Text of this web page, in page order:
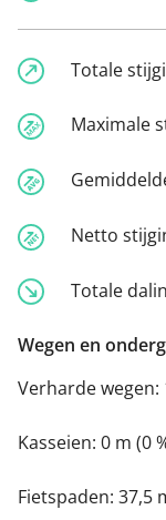
Totale
Maximale
Netto
Totale
Wegen en
Verharde wegen:
Kasseien: 0 m (0
Fietspaden: 37,5